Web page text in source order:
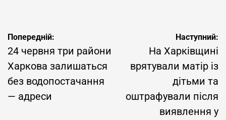
Навігація
записів
Попередній:
24 червня три райони
Харкова залишаться
без водопостачання
— адреси
Наступний:
На Харківщині
врятували матір із
дітьми та
оштрафували після
виявлення у